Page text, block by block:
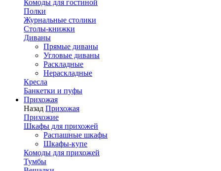
Комоды для гостиной
Полки
Журнальные столики
Столы-книжки
Диваны
Прямые диваны
Угловые диваны
Раскладные
Нераскладные
Кресла
Банкетки и пуфы
Прихожая
Назад Прихожая
Прихожие
Шкафы для прихожей
Распашные шкафы
Шкафы-купе
Комоды для прихожей
Тумбы